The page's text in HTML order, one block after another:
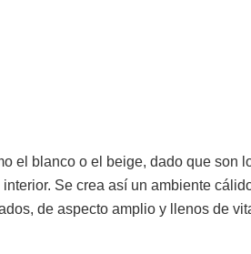
el blanco o el beige, dado que son
Se crea así un ambiente
de aspecto amplio y llenos de